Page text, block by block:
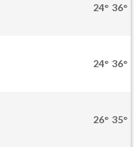
24° 36°
24° 36°
26° 35°